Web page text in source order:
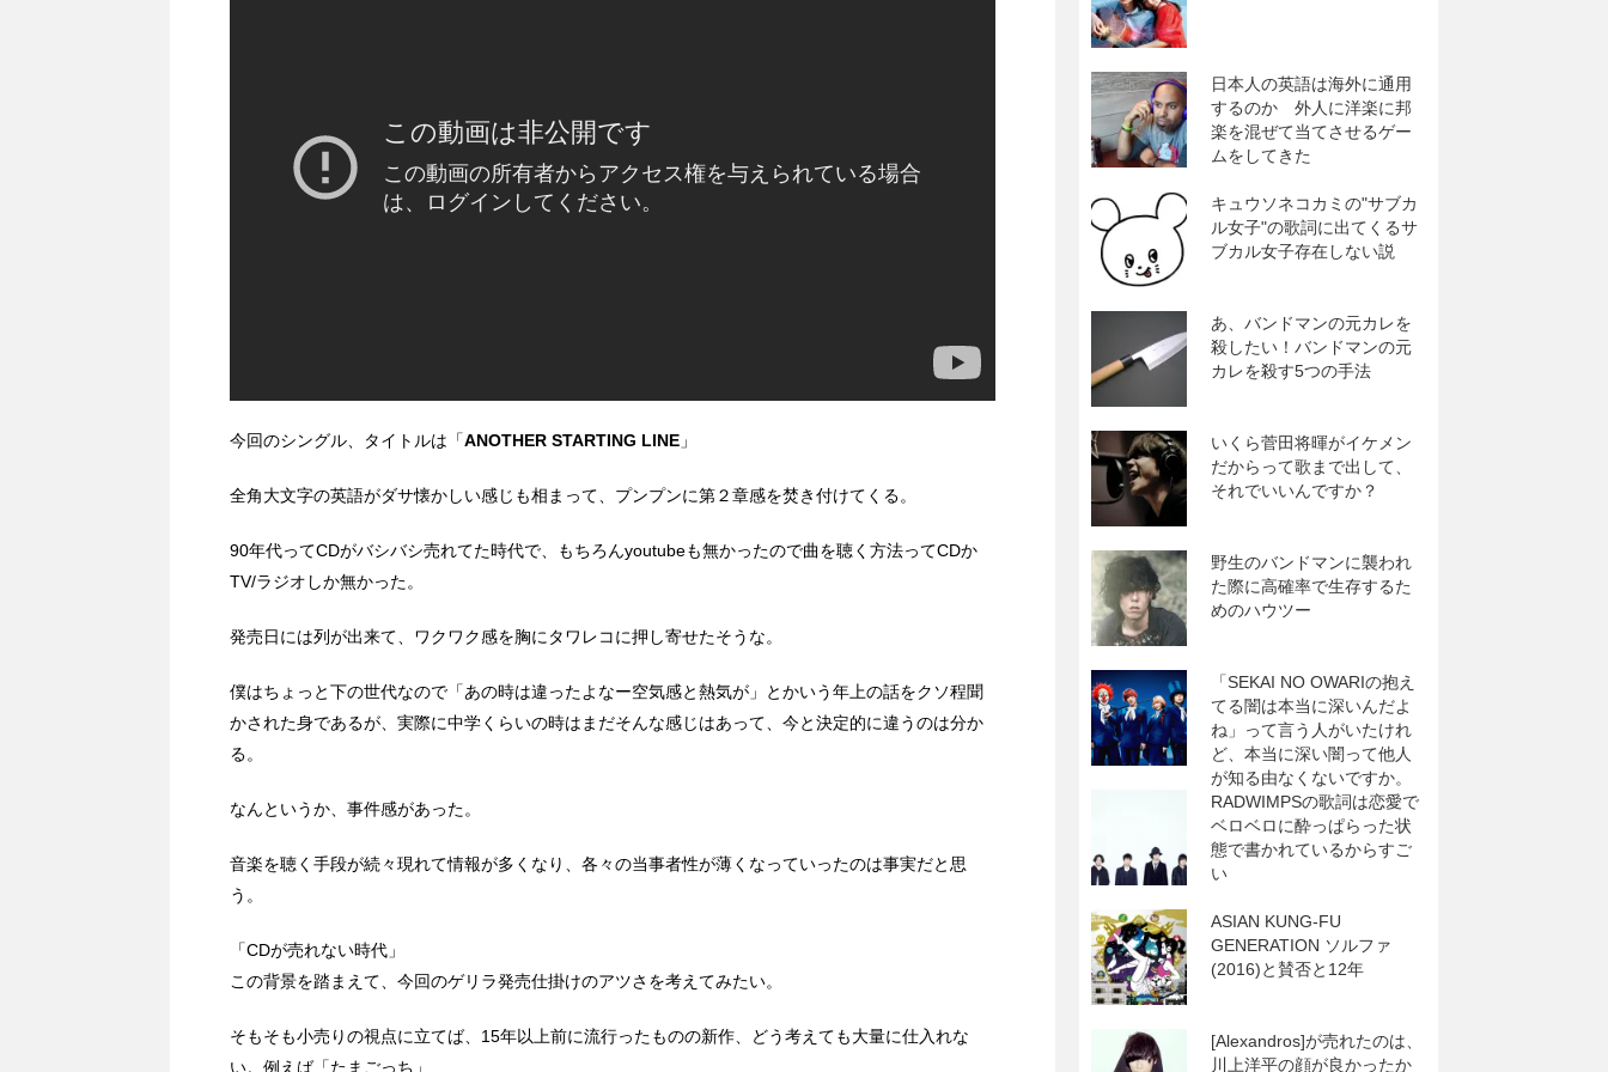
今回のシングル、タイトルは「ANOTHER STARTING LINE 」
全角大文字の英語がダサ懐かしい感じも相まって、プンプンに第２章感を焚き付けてくる。
90年代ってCDがバシバシ売れてた時代で、もちろんyoutubeも無かったので曲を聴く方法ってCDか
TV/ラジオしか無かった。
発売日には列が出来て、ワクワク感を胸にタワレコに押し寄せたそうな。
僕はちょっと下の世代なので「あの時は違ったよなー空気感と熱気が」とかいう年上の話をクソ程聞
かされた身であるが、実際に中学くらいの時はまだそんな感じはあって、今と決定的に違うのは分か
る。
なんというか、事件感があった。
音楽を聴く手段が続々現れて情報が多くなり、各々の当事者性が薄くなっていったのは事実だと思
う。
「CDが売れない時代」
この背景を踏まえて、今回のゲリラ発売仕掛けのアツさを考えてみたい。
そもそも小売りの視点に立てば、15年以上前に流行ったものの新作、どう考えても大量に仕入れな
い。例えば「たまごっち」
日本人の英語は海外に通用
するのか 外人に洋楽に邦
楽を混ぜて当てさせるゲー
ムをしてきた
キュウソネコカミの"サブカ
ル女子"の歌詞に出てくるサ
ブカル女子存在しない説
あ、バンドマンの元カレを
殺したい！バンドマンの元
カレを殺す5つの手法
いくら菅田将暉がイケメン
だからって歌まで出して、
それでいいんですか？
野生のバンドマンに襲われ
た際に高確率で生存するた
めのハウツー
「SEKAI NO OWARIの抱え
てる闇は本当に深いんだよ
ね」って言う人がいたけれ
ど、本当に深い闇って他人
が知る由なくないですか。
RADWIMPSの歌詞は恋愛で
ベロベロに酔っぱらった状
態で書かれているからすご
い
ASIAN KUNG-FU
GENERATION ソルファ
(2016)と賛否と12年
[Alexandros]が売れたのは、
川上洋平の顔が良かったか